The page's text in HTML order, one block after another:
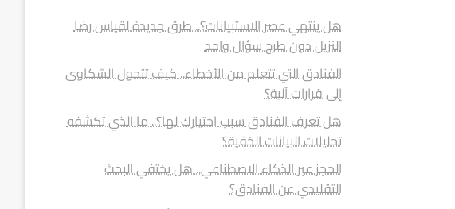
هل ينتهي عصر الاستبيانات؟.. طرق جديدة لقياس رضا
النزيل دون طرح سؤال واحد
الفنادق التي تتعلم من الأخطاء.. كيف تتحول الشكاوى
إلى قرارات آلية؟
هل تعرف الفنادق سبب اختيارك لها؟.. ما الذي تكشفه
تحليلات البيانات الخفية؟
الحجز عبر الذكاء الاصطناعي.. هل يختفي البحث
التقليدي عن الفنادق؟